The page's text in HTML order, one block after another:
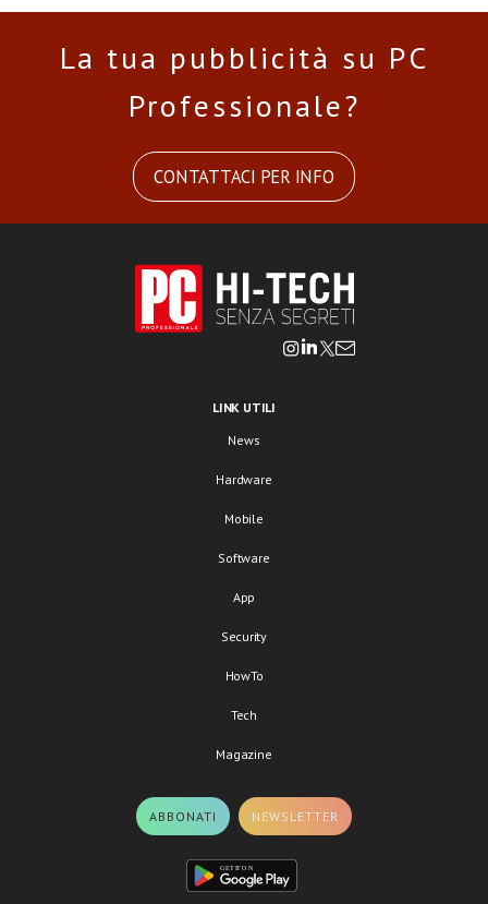
La tua pubblicità su PC
Professionale?
CONTATTACI PER INFO
LINK UTILI
News
Hardware
Mobile
Software
App
Security
HowTo
Tech
Magazine
ABBONATI NEWSLETTER